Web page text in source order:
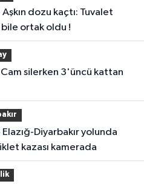
bile ortak oldu !
kazası kamerada